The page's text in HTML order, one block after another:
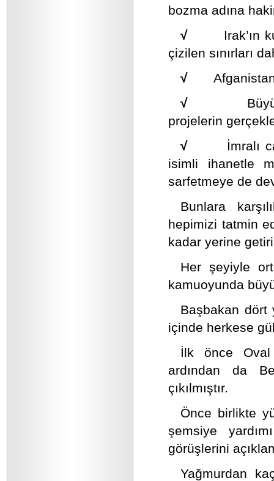
bozma adına
√ Irak’ın
çizilen sınırları
√
√
projelerin
√
İmralı
isimli ihanetle
sarfetmeye de
Bunlara
hepimizi tatmin
kadar yerine
Her şeyiyle
kamuoyunda
Başbakan dört
içinde herkese
İlk önce Oval
ardından da
çıkılmıştır.
Önce birlikte
şemsiye
görüşlerini
Yağmurdan